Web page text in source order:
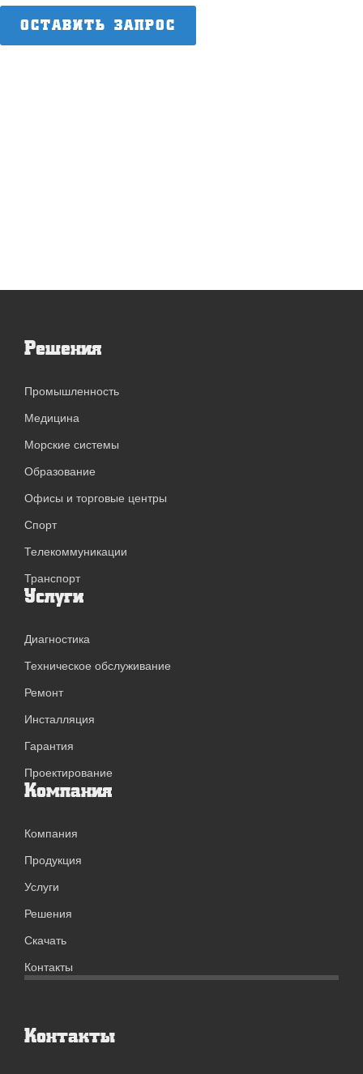
ОСТАВИТЬ ЗАПРОС
Решения
Промышленность
Медицина
Морские системы
Образование
Офисы и торговые центры
Спорт
Телекоммуникации
Транспорт
Услуги
Диагностика
Техническое обслуживание
Ремонт
Инсталляция
Гарантия
Проектирование
Компания
Компания
Продукция
Услуги
Решения
Скачать
Контакты
Контакты